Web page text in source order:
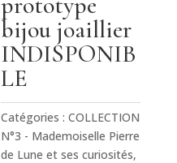
bijou joaillier
INDISPONIB
LE
Catégories :COLLECTION
N°3 - Mademoiselle Pierre
de Lune et ses curiosités,